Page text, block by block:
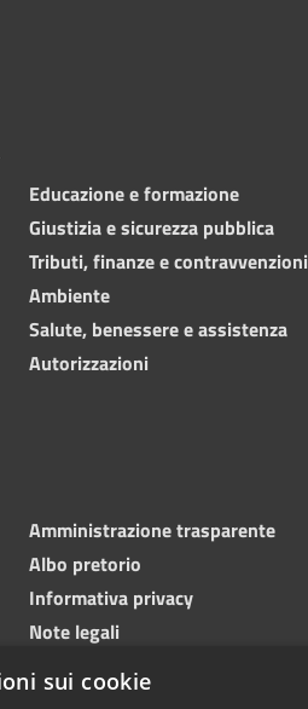
Educazione e formazione
Giustizia e sicurezza pubblica
Tributi, finanze e contravvenzioni
Ambiente
Salute, benessere e assistenza
Autorizzazioni
Amministrazione trasparente
Albo pretorio
Informativa privacy
Note legali
sui cookie